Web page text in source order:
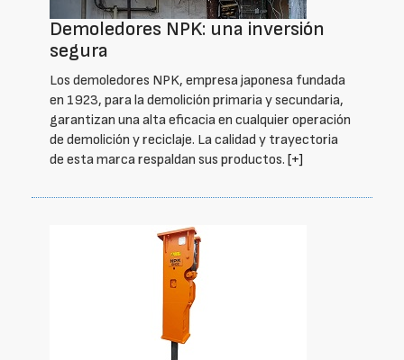
Demoledores NPK: una inversión
segura
Los demoledores NPK, empresa japonesa fundada
en 1923, para la demolición primaria y secundaria,
garantizan una alta eficacia en cualquier operación
de demolición y reciclaje. La calidad y trayectoria
de esta marca respaldan sus productos. [+]